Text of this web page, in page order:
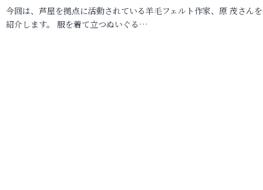
今回は、芦屋を拠点に活動されている羊毛フェルト作家、原 茂さん
紹介します。 服を着て立つぬいぐる…